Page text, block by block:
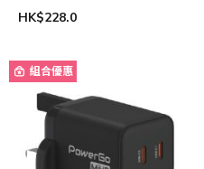
HK$228.0
組合優惠